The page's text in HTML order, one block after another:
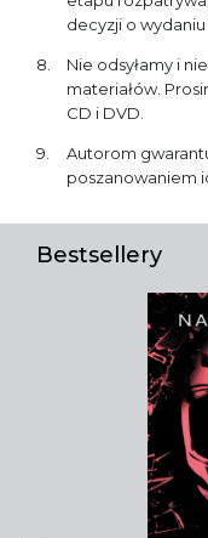
decyzji o
Nie odsyłamy i
materiałów.
CD i DVD.
Autorom
poszanowaniem
Bestsellery